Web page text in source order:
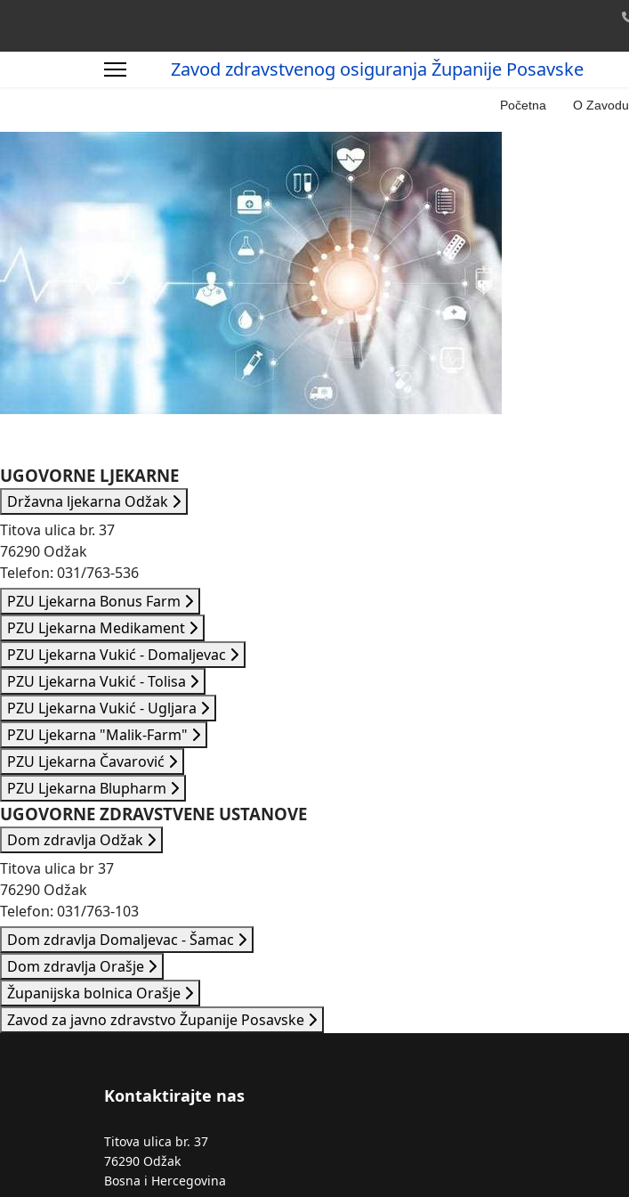
Zavod zdravstvenog osiguranja Županije Posavske
Početna O Zavodu
UGOVORNE LJEKARNE
Državna ljekarna Odžak
Titova ulica br. 37
76290 Odžak
Telefon: 031/763-536
PZU Ljekarna Bonus Farm
PZU Ljekarna Medikament
PZU Ljekarna Vukić - Domaljevac
PZU Ljekarna Vukić - Tolisa
PZU Ljekarna Vukić - Ugljara
PZU Ljekarna "Malik-Farm"
PZU Ljekarna Čavarović
PZU Ljekarna Blupharm
UGOVORNE ZDRAVSTVENE USTANOVE
Dom zdravlja Odžak
Titova ulica br 37
76290 Odžak
Telefon: 031/763-103
Dom zdravlja Domaljevac - Šamac
Dom zdravlja Orašje
Županijska bolnica Orašje
Zavod za javno zdravstvo Županije Posavske
Kontaktirajte nas
Titova ulica br. 37
76290 Odžak
Bosna i Hercegovina